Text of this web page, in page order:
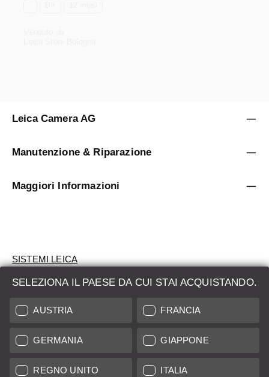
SELEZIONA IL PAESE DA CUI STAI ACQUISTANDO.
AUSTRIA FRANCIA
GERMANIA GIAPPONE
REGNO UNITO ITALIA
Leica Camera AG
Manutenzione & Riparazione
Maggiori Informazioni
SISTEMI LEICA
VALUTAZIONE
CERCHI UN PRODOTTO?
ASTE
PRODOTTI NUOVI